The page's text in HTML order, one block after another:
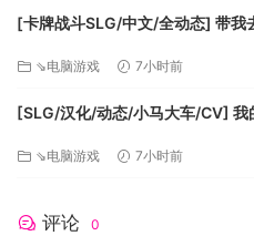
声卡: Sound Card:
附注事项: Running the
on the same computer
space.
[卡牌战斗SLG/中文/全动态] 带我
⇘电脑游戏 7小时前
[SLG/汉化/动态/小马大车/CV] 我
⇘电脑游戏 7小时前
评论 0